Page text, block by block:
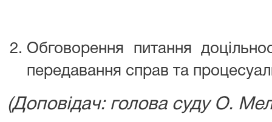
Обговорення питання
передавання справ та
(Доповідач: голова суду О.